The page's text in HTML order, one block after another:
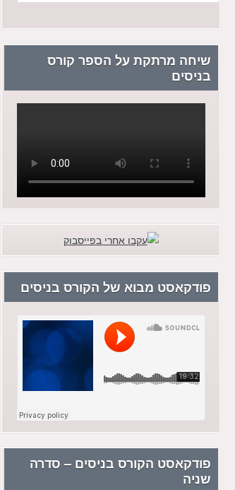
שיחה מרתקת על הספר קורס
בניסים
פודקאסט מבוא של הקורס בניסים
פודקאסט הקורס בניסים – סדרה
שניה